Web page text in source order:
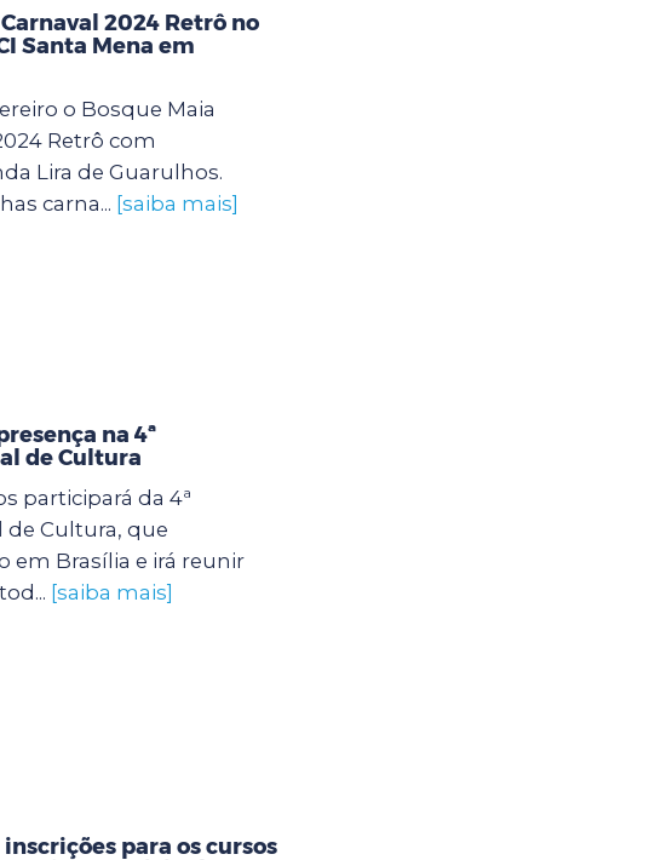
2024 Retrô no
Santa Mena em
o Bosque Maia
Retrô com
Lira de Guarulhos.
carna... [saiba mais]
na 4ª
de Cultura
participará da 4ª
de Cultura, que
em Brasília e irá reunir
[saiba mais]
para os cursos